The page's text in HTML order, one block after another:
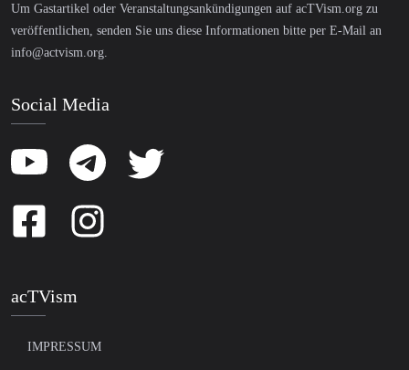
Um Gastartikel oder Veranstaltungsankündigungen auf acTVism.org zu
veröffentlichen, senden Sie uns diese Informationen bitte per E-Mail an
info@actvism.org
Social Media
acTVism
IMPRESSUM